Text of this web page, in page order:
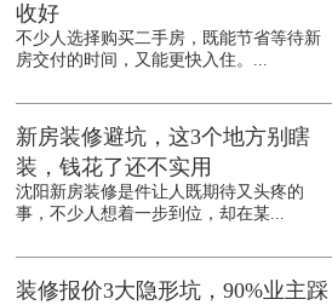
收好
不少人选择购买二手房，既能节省等待新
房交付的时间，又能更快入住。...
新房装修避坑，这3个地方别瞎
装，钱花了还不实用
沈阳新房装修是件让人既期待又头疼的
事，不少人想着一步到位，却在某...
装修报价3大隐形坑，90%业主踩